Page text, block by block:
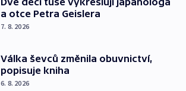
a otce Petra Geislera
7. 8. 2026
Válka ševců změnila obuvnictví,
popisuje kniha
6. 8. 2026